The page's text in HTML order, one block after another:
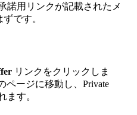
諾用リンクが記載されたメ
です。
リンクをクリックしま
ページに移動し、Private
ます。